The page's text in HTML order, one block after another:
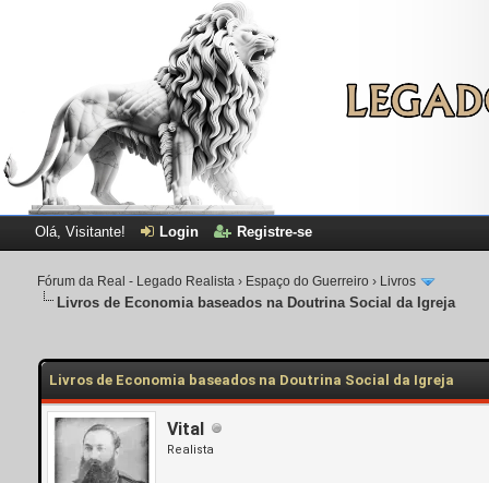
Olá, Visitante! Login Registre-se
Fórum da Real - Legado Realista › Espaço do Guerreiro › Livros
Livros de Economia baseados na Doutrina Social da Igreja
Livros de Economia baseados na Doutrina Social da Igreja
Vital
Realista